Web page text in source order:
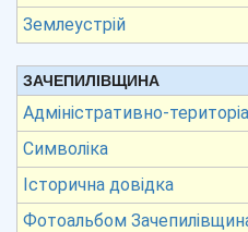
Землеустрій
ЗАЧЕПИЛІВЩИНА
Адміністративно-
Символіка
Історична довідка
Фотоальбом